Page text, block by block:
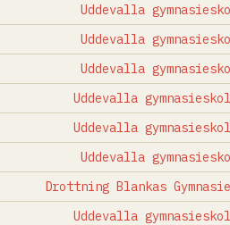
Uddevalla
Uddevalla
Uddevalla
Uddevalla
Uddevalla
Uddevalla
Drottning Blankas
Uddevalla